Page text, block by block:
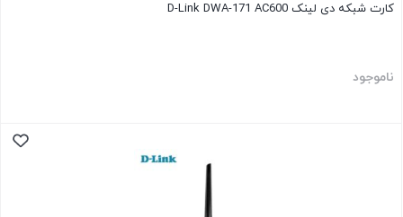
کارت شبکه دی لینک D-Link DWA-171 AC600
ناموجود